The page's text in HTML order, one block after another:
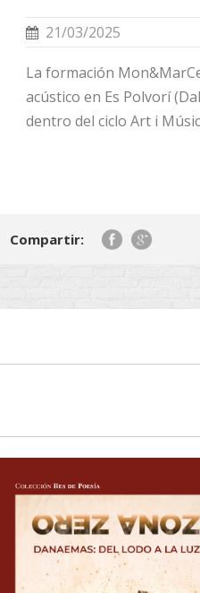
21/03/2025
La formación
acústico en Es Polvorí
dentro del ciclo Art i
Compartir: